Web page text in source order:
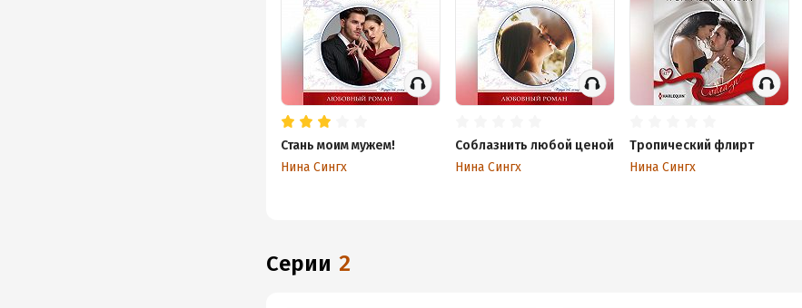
Стань моим мужем!
Нина Сингх
Соблазнить любой ценой
Нина Сингх
Тропический флирт
Нина Сингх
Серии 2